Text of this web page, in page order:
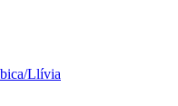
Llívia